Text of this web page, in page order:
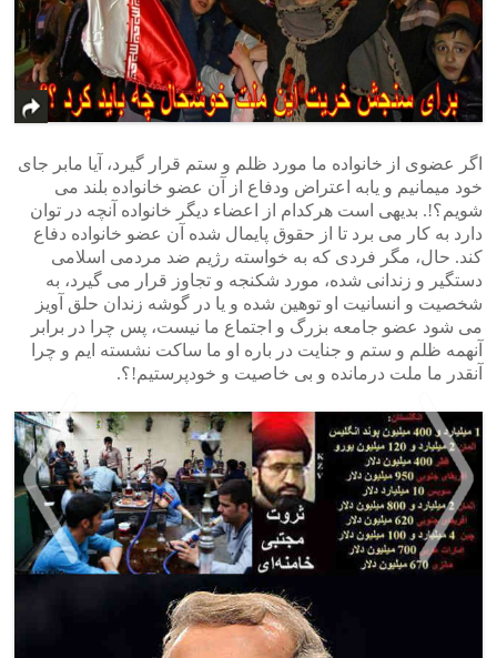
اگر عضوی از خانواده ما مورد ظلم و ستم قرار گیرد، آیا مابر جای
خود میمانیم و یابه اعتراض ودفاع از آن عضو خانواده بلند می
شویم؟!. بدیهی است هرکدام از اعضاء دیگر خانواده آنچه در توان
دارد به کار می برد تا از حقوق پایمال شده آن عضو خانواده دفاع
کند. حال، مگر فردی که به خواسته رژیم ضد مردمی اسلامی
دستگیر و زندانی شده، مورد شکنجه و تجاوز قرار می گیرد، به
شخصیت و انسانیت او توهین شده و یا در گوشه زندان حلق آویز
می شود عضو جامعه بزرگ و اجتماع ما نیست، پس چرا در برابر
آنهمه ظلم و ستم و جنایت در باره او ما ساکت نشسته ایم و چرا
آنقدر ما ملت درمانده و بی خاصیت و خودپرستیم!؟.